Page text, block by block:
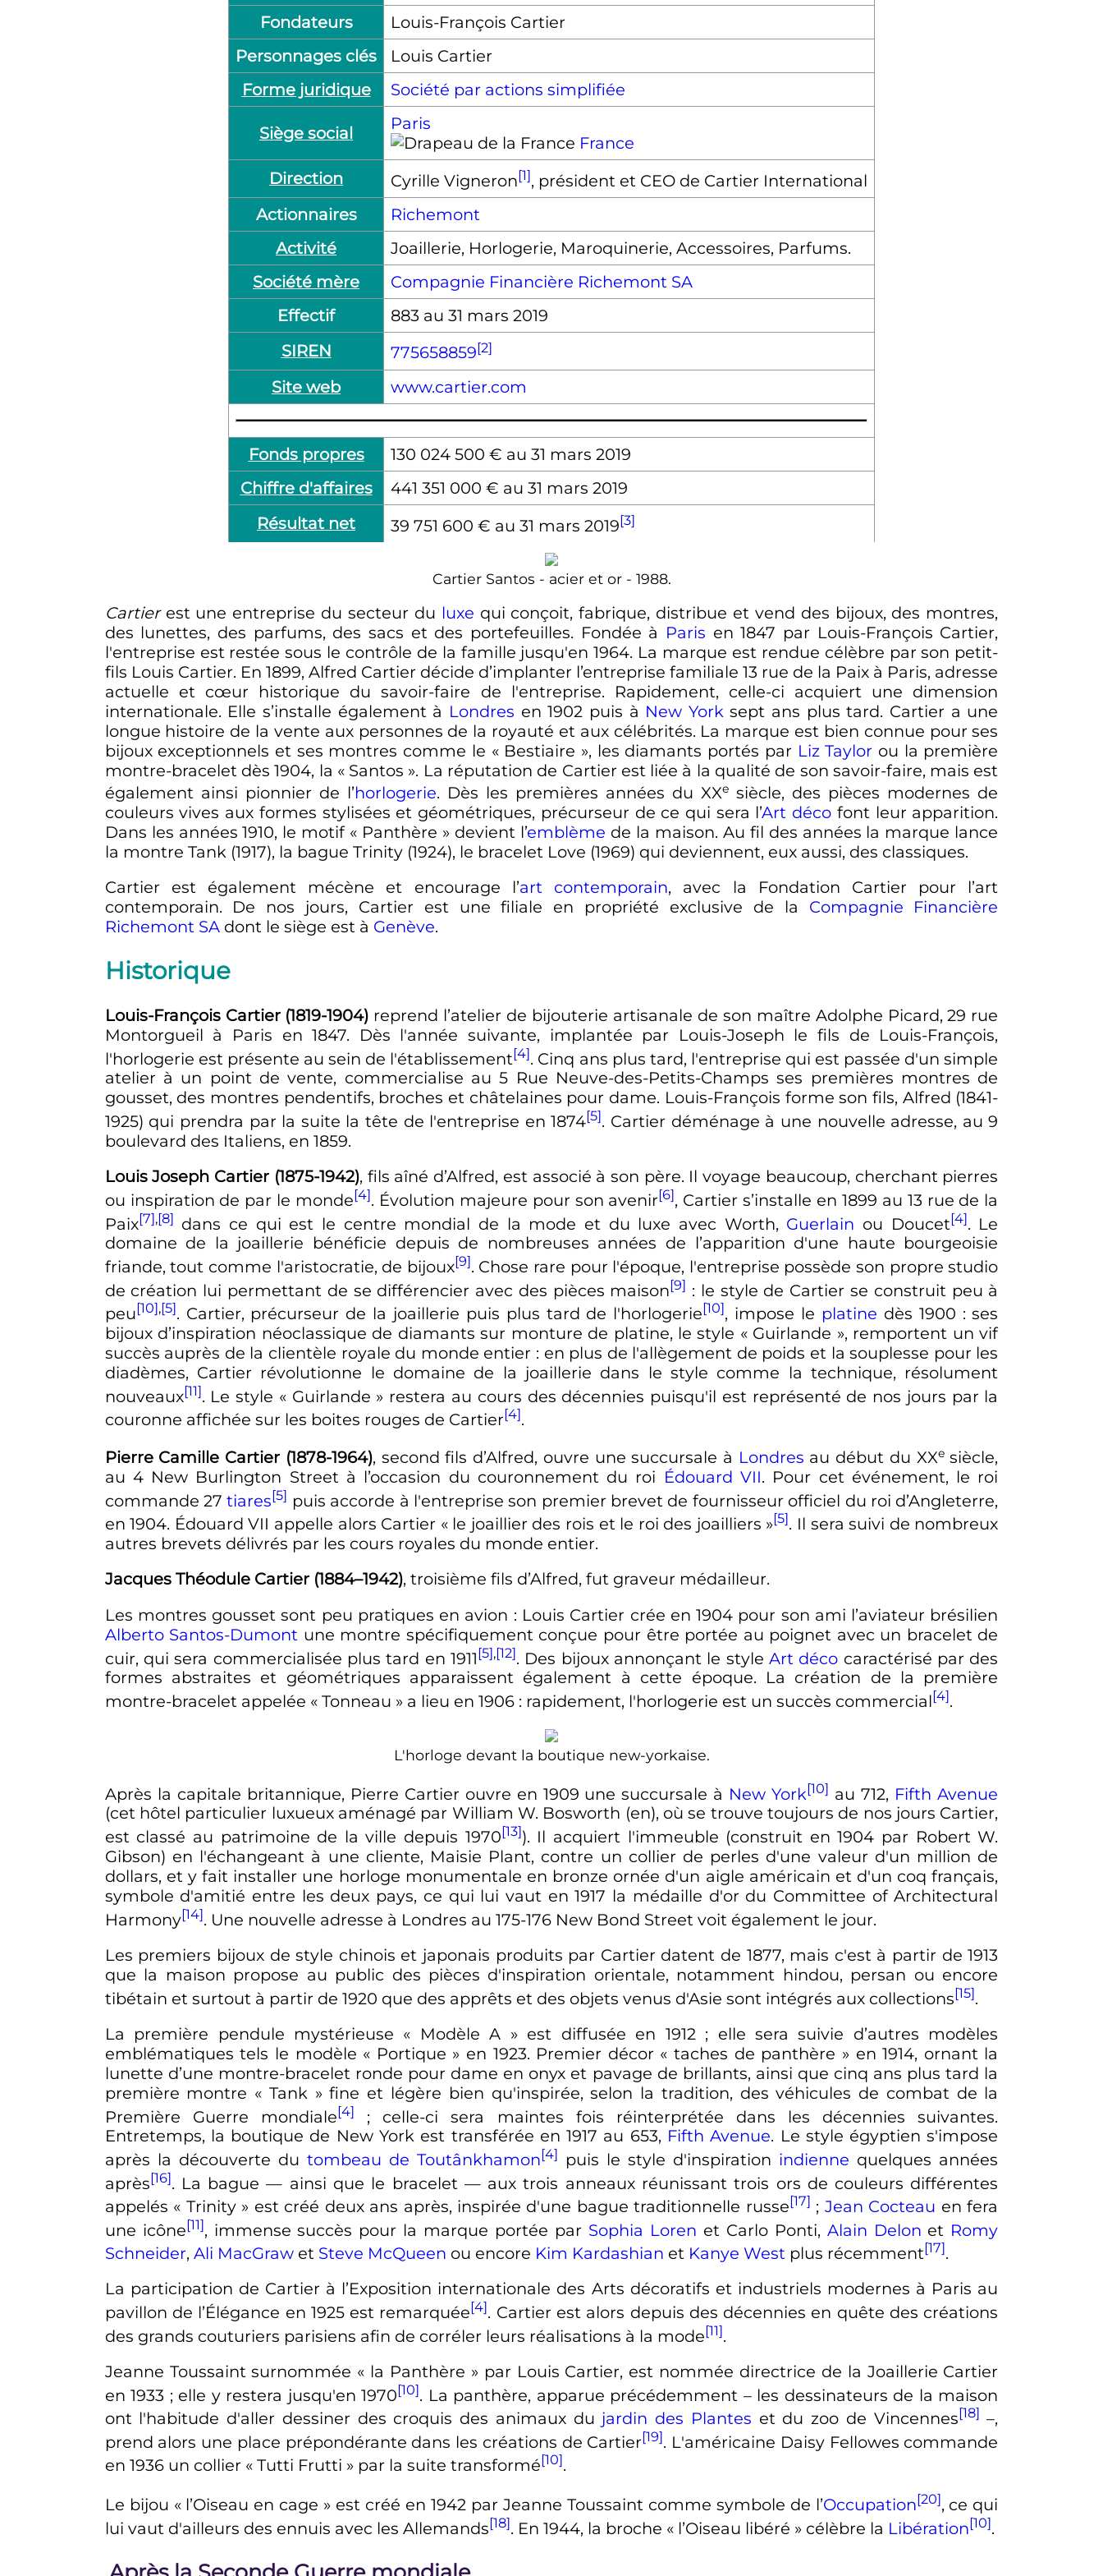
Fondateurs
Louis-François Cartier
Personnages clés
Louis Cartier
Forme juridique
Société par actions simplifiée
Siège social
Paris
France
Direction
Cyrille Vigneron[1], président et CEO de Cartier International
Actionnaires
Richemont
Activité
Joaillerie, Horlogerie, Maroquinerie, Accessoires, Parfums.
Société mère
Compagnie Financière Richemont SA
Effectif
883 au 31 mars 2019
SIREN
775658859[2]
Site web www.cartier.com
Fonds propres
130 024 500 € au 31 mars 2019
Chiffre d'affaires
441 351 000 € au 31 mars 2019
Résultat net
39 751 600 € au 31 mars 2019[3]
Cartier Santos - acier et or - 1988.
Cartierest une entreprise du secteur du luxe qui conçoit, fabrique, distribue et vend des bijoux, des montres,
des lunettes, des parfums, des sacs et des portefeuilles. Fondée à Paris en 1847 par Louis-François Cartier,
l'entreprise est restée sous le contrôle de la famille jusqu'en 1964. La marque est rendue célèbre par son petit-
fils Louis Cartier. En 1899, Alfred Cartier décide d’implanter l’entreprise familiale 13 rue de la Paix à Paris, adresse
actuelle et cœur historique du savoir-faire de l'entreprise. Rapidement, celle-ci acquiert une dimension
internationale. Elle s’installe également à Londres en 1902 puis à New Yorksept ans plus tard. Cartier a une
longue histoire de la vente aux personnes de la royauté et aux célébrités. La marque est bien connue pour ses
bijoux exceptionnels et ses montres comme le « Bestiaire », les diamants portés par Liz Taylor ou la première
montre-bracelet dès 1904, la « Santos ». La réputation de Cartier est liée à la qualité de son savoir-faire, mais est
également ainsi pionnier de l’horlogerie. Dès les premières années du XXe siècle, des pièces modernes de
couleurs vives aux formes stylisées et géométriques, précurseur de ce qui sera l’Art déco font leur apparition.
Dans les années 1910, le motif « Panthère » devient l’emblème de la maison. Au fil des années la marque lance
la montre Tank (1917), la bague Trinity (1924), le bracelet Love (1969) qui deviennent, eux aussi, des classiques.
Cartier est également mécène et encourage l’art contemporain, avec la Fondation Cartier pour l’art
contemporain. De nos jours, Cartier est une filiale en propriété exclusive de la Compagnie Financière
Richemont SAdont le siège est à Genève.
Historique
Louis-François Cartier (1819-1904) reprend l’atelier de bijouterie artisanale de son maître Adolphe Picard, 29 rue
Montorgueil à Paris en 1847. Dès l'année suivante, implantée par Louis-Joseph le fils de Louis-François,
l'horlogerie est présente au sein de l'établissement[4]. Cinq ans plus tard, l'entreprise qui est passée d'un simple
atelier à un point de vente, commercialise au 5 Rue Neuve-des-Petits-Champs ses premières montres de
gousset, des montres pendentifs, broches et châtelaines pour dame. Louis-François forme son fils, Alfred (1841-
1925) qui prendra par la suite la tête de l'entreprise en 1874[5]. Cartier déménage à une nouvelle adresse, au 9
boulevard des Italiens, en 1859.
Louis Joseph Cartier (1875-1942), fils aîné d’Alfred, est associé à son père. Il voyage beaucoup, cherchant pierres
ou inspiration de par le monde[4]. Évolution majeure pour son avenir[6], Cartier s’installe en 1899 au 13 rue de la
Paix[7],[8] dans ce qui est le centre mondial de la mode et du luxe avec Worth, Guerlain ou Doucet[4]. Le
domaine de la joaillerie bénéficie depuis de nombreuses années de l’apparition d'une haute bourgeoisie
friande, tout comme l'aristocratie, de bijoux[9]. Chose rare pour l'époque, l'entreprise possède son propre studio
de création lui permettant de se différencier avec des pièces maison[9] : le style de Cartier se construit peu à
peu[10],[5]. Cartier, précurseur de la joaillerie puis plus tard de l'horlogerie[10], impose le platine dès 1900 : ses
bijoux d’inspiration néoclassique de diamants sur monture de platine, le style « Guirlande », remportent un vif
succès auprès de la clientèle royale du monde entier : en plus de l'allègement de poids et la souplesse pour les
diadèmes, Cartier révolutionne le domaine de la joaillerie dans le style comme la technique, résolument
nouveaux[11]. Le style « Guirlande » restera au cours des décennies puisqu'il est représenté de nos jours par la
couronne affichée sur les boites rouges de Cartier[4].
Pierre Camille Cartier (1878-1964), second fils d’Alfred, ouvre une succursale à Londres au début du XXe siècle,
au 4 New Burlington Street à l’occasion du couronnement du roi Édouard VII. Pour cet événement, le roi
commande 27tiares[5] puis accorde à l'entreprise son premier brevet de fournisseur officiel du roi d’Angleterre,
en 1904. Édouard VII appelle alors Cartier « le joaillier des rois et le roi des joailliers »[5]. Il sera suivi de nombreux
autres brevets délivrés par les cours royales du monde entier.
Jacques Théodule Cartier (1884–1942), troisième fils d’Alfred, fut graveur médailleur.
Les montres gousset sont peu pratiques en avion : Louis Cartier crée en 1904 pour son ami l’aviateur brésilien
Alberto Santos-Dumont une montre spécifiquement conçue pour être portée au poignet avec un bracelet de
cuir, qui sera commercialisée plus tard en 1911[5],[12]. Des bijoux annonçant le styleArt déco caractérisé par des
formes abstraites et géométriques apparaissent également à cette époque. La création de la première
montre-bracelet appelée « Tonneau » a lieu en 1906 : rapidement, l'horlogerie est un succès commercial[4].
L'horloge devant la boutique new-yorkaise.
Après la capitale britannique, Pierre Cartier ouvre en 1909 une succursale à New York[10] au 712, Fifth Avenue
(cet hôtel particulier luxueux aménagé par William W. Bosworth (en), où se trouve toujours de nos jours Cartier,
est classé au patrimoine de la ville depuis 1970[13]). Il acquiert l'immeuble (construit en 1904 par Robert W.
Gibson) en l'échangeant à une cliente, Maisie Plant, contre un collier de perles d'une valeur d'un million de
dollars, et y fait installer une horloge monumentale en bronze ornée d'un aigle américain et d'un coq français,
symbole d'amitié entre les deux pays, ce qui lui vaut en 1917 la médaille d'or du Committee of Architectural
Harmony[14]. Une nouvelle adresse à Londres au 175-176 New Bond Street voit également le jour.
Les premiers bijoux de style chinois et japonais produits par Cartier datent de 1877, mais c'est à partir de 1913
que la maison propose au public des pièces d'inspiration orientale, notamment hindou, persan ou encore
tibétain et surtout à partir de 1920 que des apprêts et des objets venus d'Asie sont intégrés aux collections[15].
La première pendule mystérieuse « Modèle A » est diffusée en 1912 ; elle sera suivie d’autres modèles
emblématiques tels le modèle « Portique » en 1923. Premier décor « taches de panthère » en 1914, ornant la
lunette d’une montre-bracelet ronde pour dame en onyx et pavage de brillants, ainsi que cinq ans plus tard la
première montre « Tank » fine et légère bien qu'inspirée, selon la tradition, des véhicules de combat de la
Première Guerre mondiale[4]
; celle-ci sera maintes fois réinterprétée dans les décennies suivantes.
Entretemps, la boutique de New York est transférée en 1917 au 653, Fifth Avenue. Le style égyptien s'impose
après la découverte du tombeau de Toutânkhamon[4] puis le style d'inspiration indienne quelques années
après[16]. La bague— ainsi que le bracelet —aux trois anneaux réunissant trois ors de couleurs différentes
appelés « Trinity » est créé deux ans après, inspirée d'une bague traditionnelle russe[17] ; Jean Cocteau en fera
une icône[11], immense succès pour la marque portée par Sophia Loren et Carlo Ponti, Alain Delon et Romy
Schneider, Ali MacGrawet Steve McQueen ou encore Kim Kardashian et Kanye West plus récemment[17].
La participation de Cartier à l’Exposition internationale des Arts décoratifs et industriels modernes à Paris au
pavillon de l’Élégance en 1925 est remarquée[4]. Cartier est alors depuis des décennies en quête des créations
des grands couturiers parisiens afin de corréler leurs réalisations à la mode[11].
Jeanne Toussaint surnommée « la Panthère » par Louis Cartier, est nommée directrice de la Joaillerie Cartier
en 1933 ; elle y restera jusqu'en 1970[10]. La panthère, apparue précédemment – les dessinateurs de la maison
ont l'habitude d'aller dessiner des croquis des animaux du jardin des Plantes et du zoo de Vincennes[18] –,
prend alors une place prépondérante dans les créations de Cartier[19]. L'américaine Daisy Fellowes commande
en 1936 un collier « Tutti Frutti » par la suite transformé[10].
Le bijou « l’Oiseau en cage » est créé en 1942 par Jeanne Toussaint comme symbole de l’Occupation[20], ce qui
lui vaut d'ailleurs des ennuis avec les Allemands[18]. En 1944, la broche « l’Oiseau libéré » célèbre la Libération[10].